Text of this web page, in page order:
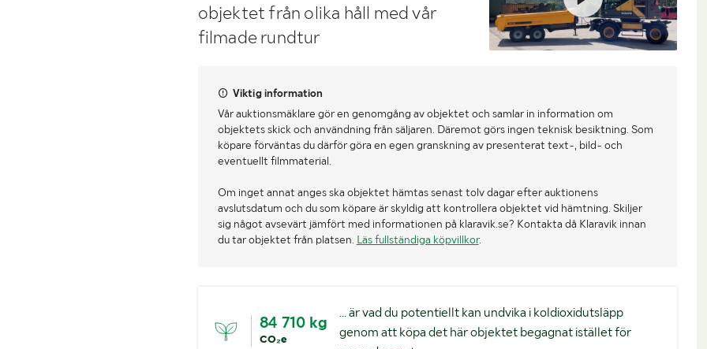
objektet från olika håll med vår
filmade rundtur
Viktig information
Vår auktionsmäklare gör en genomgång av objektet och samlar in information om
objektets skick och användning från säljaren. Däremot görs ingen teknisk besiktning. Som
köpare förväntas du därför göra en egen granskning av presenterat text-, bild- och
eventuellt filmmaterial.
Om inget annat anges ska objektet hämtas senast tolv dagar efter auktionens
avslutsdatum och du som köpare är skyldig att kontrollera objektet vid hämtning. Skiljer
sig något avsevärt jämfört med informationen på klaravik.se? Kontakta då Klaravik innan
du tar objektet från platsen. Läs fullständiga köpvillkor.
84 710 kg
CO₂e
... är vad du potentiellt kan undvika i koldioxidutsläpp
genom att köpa det här objektet begagnat istället för